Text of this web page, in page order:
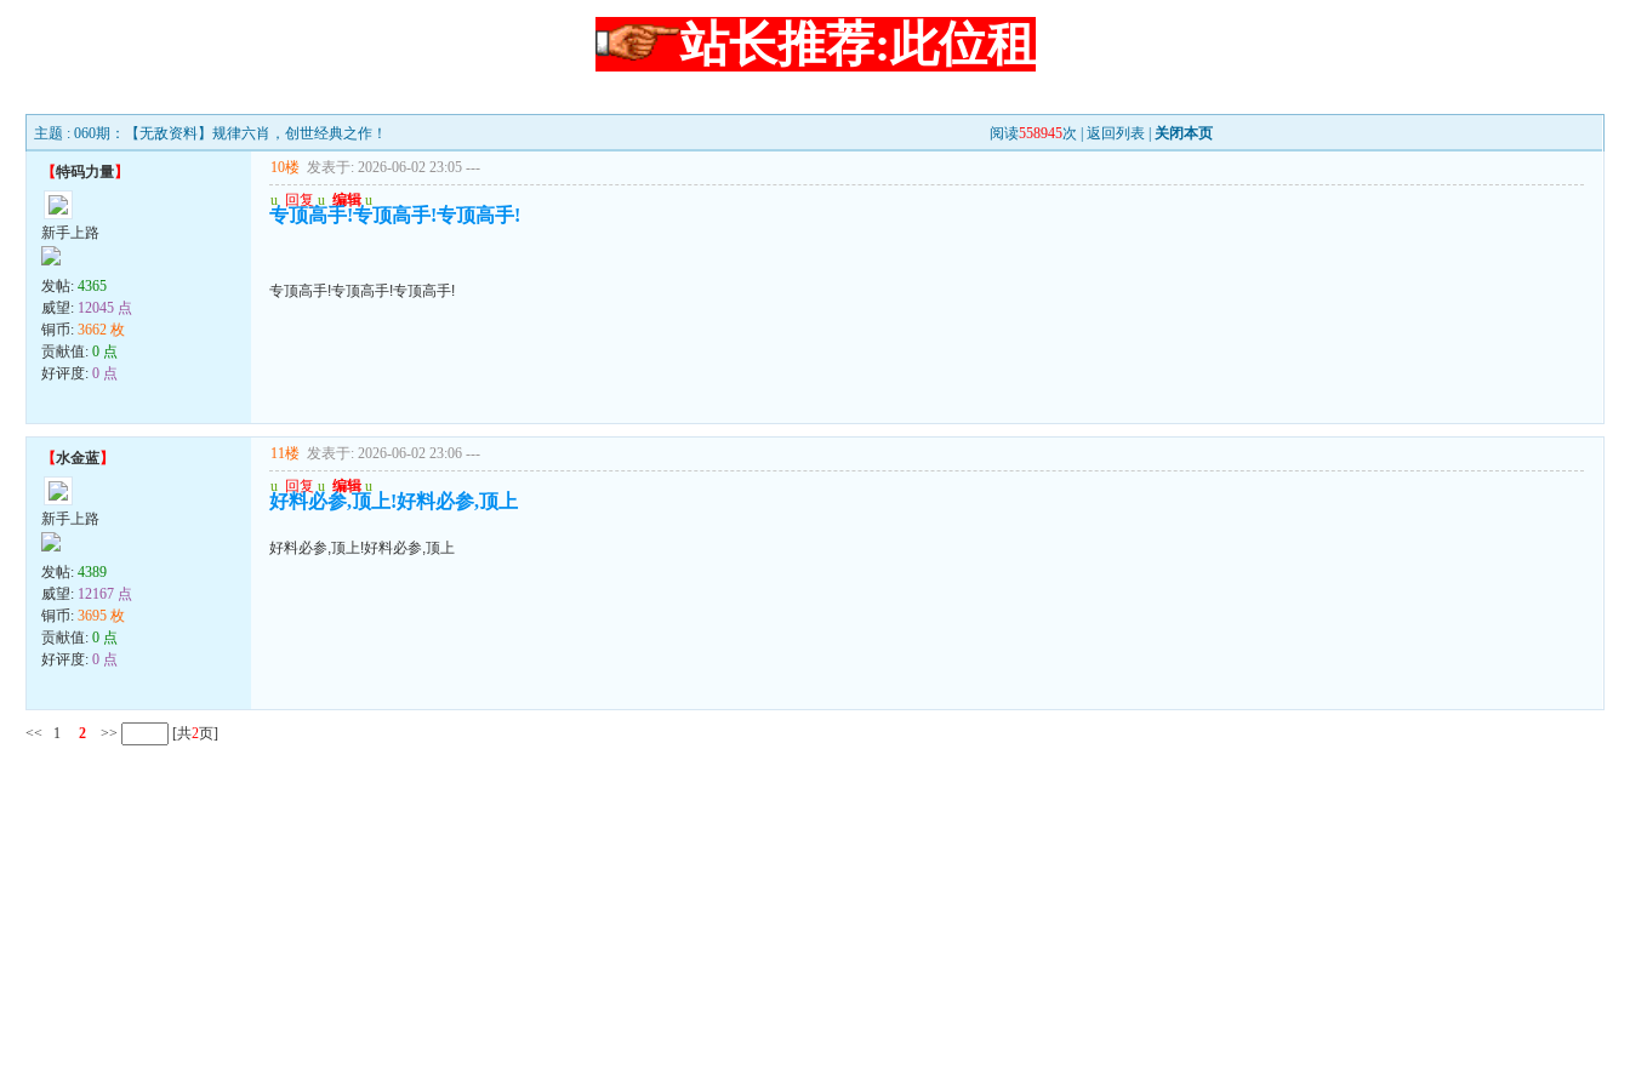
站长推荐:此位租
主题 : 060期：【无敌资料】规律六肖，创世经典之作！ 阅读558945次 |返回列表 关闭本页
【特码力量】
新手上路
发帖:4365
威望: 12045 点
铜币:3662 枚
贡献值:0 点
好评度:0 点
10楼 发表于: 2026-06-02 23:05 ---
u 回复 u 编辑 u
专顶高手!专顶高手!专顶高手!
专顶高手!专顶高手!专顶高手!
【水金蓝】
新手上路
发帖:4389
威望: 12167 点
铜币:3695 枚
贡献值:0 点
好评度:0 点
11楼 发表于: 2026-06-02 23:06 ---
u 回复 u 编辑 u
好料必参,顶上!好料必参,顶上
好料必参,顶上!好料必参,顶上
<< 1 2 >> [共2页]